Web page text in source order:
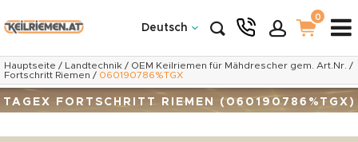
Deutsch
0
Hauptseite / Landtechnik / OEM Keilriemen für Mähdrescher gem. Art.Nr. /
Fortschritt Riemen / 060190786%TGX
TAGEX FORTSCHRITT RIEMEN (060190786%TGX)